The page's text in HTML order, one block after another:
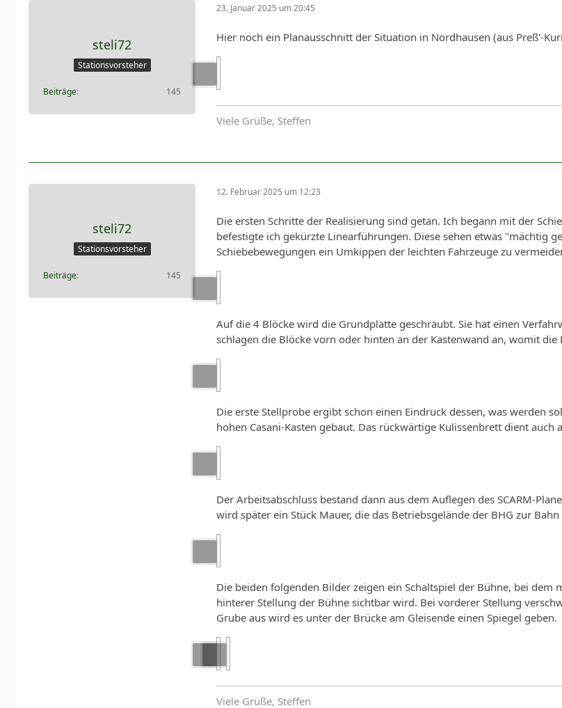
steli72
Stationsvorsteher
Beiträge 145
23. Januar 2025 um 20:45
Hier noch ein Planausschnitt der Situation in Nordhausen (aus Preß'-
Viele Grüße, Steffen
steli72
Stationsvorsteher
Beiträge 145
12. Februar 2025 um 12:23
Die ersten Schritte der Realisierung sind getan. Ich begann mit der
befestigte ich gekürzte Linearführungen. Diese sehen etwas "mächtig
Schiebebewegungen ein Umkippen der leichten Fahrzeuge zu
Auf die 4 Blöcke wird die Grundplatte geschraubt. Sie hat einen
schlagen die Blöcke vorn oder hinten an der Kastenwand an, womit
Die erste Stellprobe ergibt schon einen Eindruck dessen, was werden
hohen Casani-Kasten gebaut. Das rückwärtige Kulissenbrett dient
Der Arbeitsabschluss bestand dann aus dem Auflegen des SCARM-
wird später ein Stück Mauer, die das Betriebsgelände der BHG zur
Die beiden folgenden Bilder zeigen ein Schaltspiel der Bühne, bei
hinterer Stellung der Bühne sichtbar wird. Bei vorderer Stellung
Grube aus wird es unter der Brücke am Gleisende einen Spiegel geben.
Viele Grüße, Steffen